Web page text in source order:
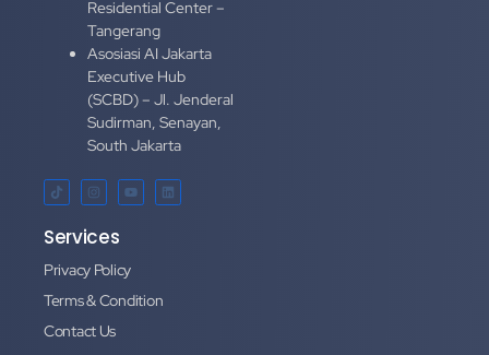
Residential Center –
Tangerang
Asosiasi AI Jakarta
Executive Hub
(SCBD) – Jl. Jenderal
Sudirman, Senayan,
South Jakarta
Services
Privacy Policy
Terms & Condition
Contact Us